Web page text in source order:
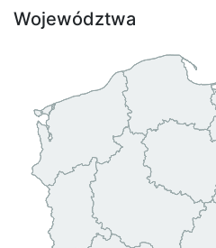
Województwa